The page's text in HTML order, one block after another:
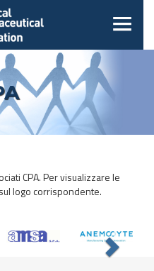
CPA. Per visualizzare le
logo corrispondente.